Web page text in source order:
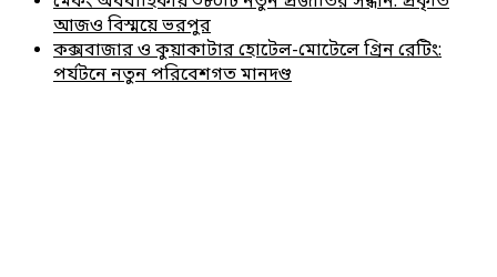
আজও বিস্ময়ে ভরপুর
কক্সবাজার ও কুয়াকাটার হোটেল-মোটেলে গ্রিন রেটিং:
পর্যটনে নতুন পরিবেশগত মানদণ্ড